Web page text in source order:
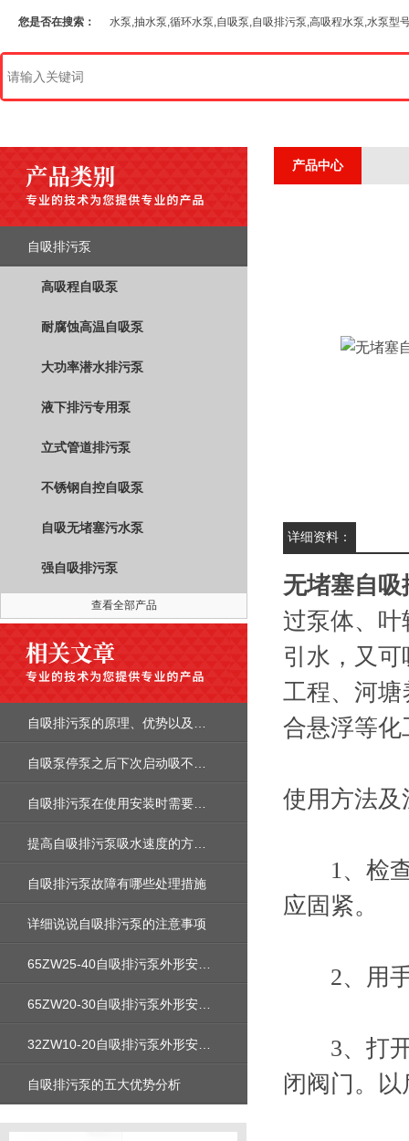
您是否在搜索： 水泵,抽水泵,循环水泵,自吸泵,自吸排污泵,高吸程水泵,水泵型
自吸排污泵
高吸程自吸泵
耐腐蚀高温自吸泵
大功率潜水排污泵
液下排污专用泵
立式管道排污泵
不锈钢自控自吸泵
自吸无堵塞污水泵
强自吸排污泵
查看全部产品
自吸排污泵的原理、优势以及应用领域
自吸泵停泵之后下次启动吸不上水的原因
自吸排污泵在使用安装时需要注意哪些细节
提高自吸排污泵吸水速度的方法是什么
自吸排污泵故障有哪些处理措施
详细说说自吸排污泵的注意事项
65ZW25-40自吸排污泵外形安装尺寸图及性能参数及价格
65ZW20-30自吸排污泵外形安装尺寸图及性能参数及价格
32ZW10-20自吸排污泵外形安装尺寸图及性能参数及价格
自吸排污泵的五大优势分析
产品中心
详细资料：
无堵塞自吸
过泵体、
引水，又
工程、河
合悬浮等
使用方法及
1、检查
应固紧。
2、用手
3、打开
闭阀门。